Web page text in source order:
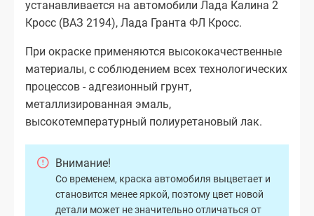
устанавливается на автомобили Лада Калина 2
Кросс (ВАЗ 2194), Лада Гранта ФЛ Кросс.
При окраске применяются высококачественные
материалы, с соблюдением всех технологических
процессов - адгезионный грунт,
металлизированная эмаль,
высокотемпературный полиуретановый лак.
Внимание!
Со временем, краска автомобиля выцветает и
становится менее яркой, поэтому цвет новой
детали может не значительно отличаться от